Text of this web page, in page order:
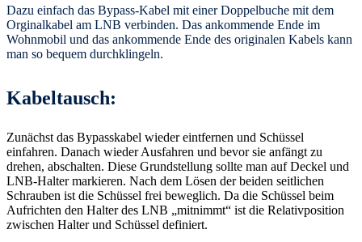
Dazu einfach das Bypass-Kabel mit einer Doppelbuche mit dem
Orginalkabel am LNB verbinden. Das ankommende Ende im
Wohnmobil und das ankommende Ende des originalen Kabels kann
man so bequem durchklingeln.
Kabeltausch:
Zunächst das Bypasskabel wieder eintfernen und Schüssel
einfahren. Danach wieder Ausfahren und bevor sie anfängt zu
drehen, abschalten. Diese Grundstellung sollte man auf Deckel und
LNB-Halter markieren. Nach dem Lösen der beiden seitlichen
Schrauben ist die Schüssel frei beweglich. Da die Schüssel beim
Aufrichten den Halter des LNB „mitnimmt“ ist die Relativposition
zwischen Halter und Schüssel definiert.